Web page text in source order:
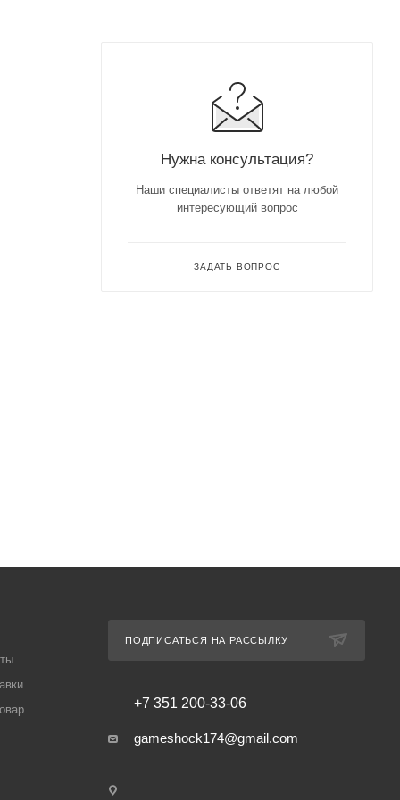
Нужна консультация?
Наши специалисты ответят на любой
интересующий вопрос
ЗАДАТЬ ВОПРОС
ПОДПИСАТЬСЯ НА РАССЫЛКУ
+7 351 200-33-06
gameshock174@gmail.com